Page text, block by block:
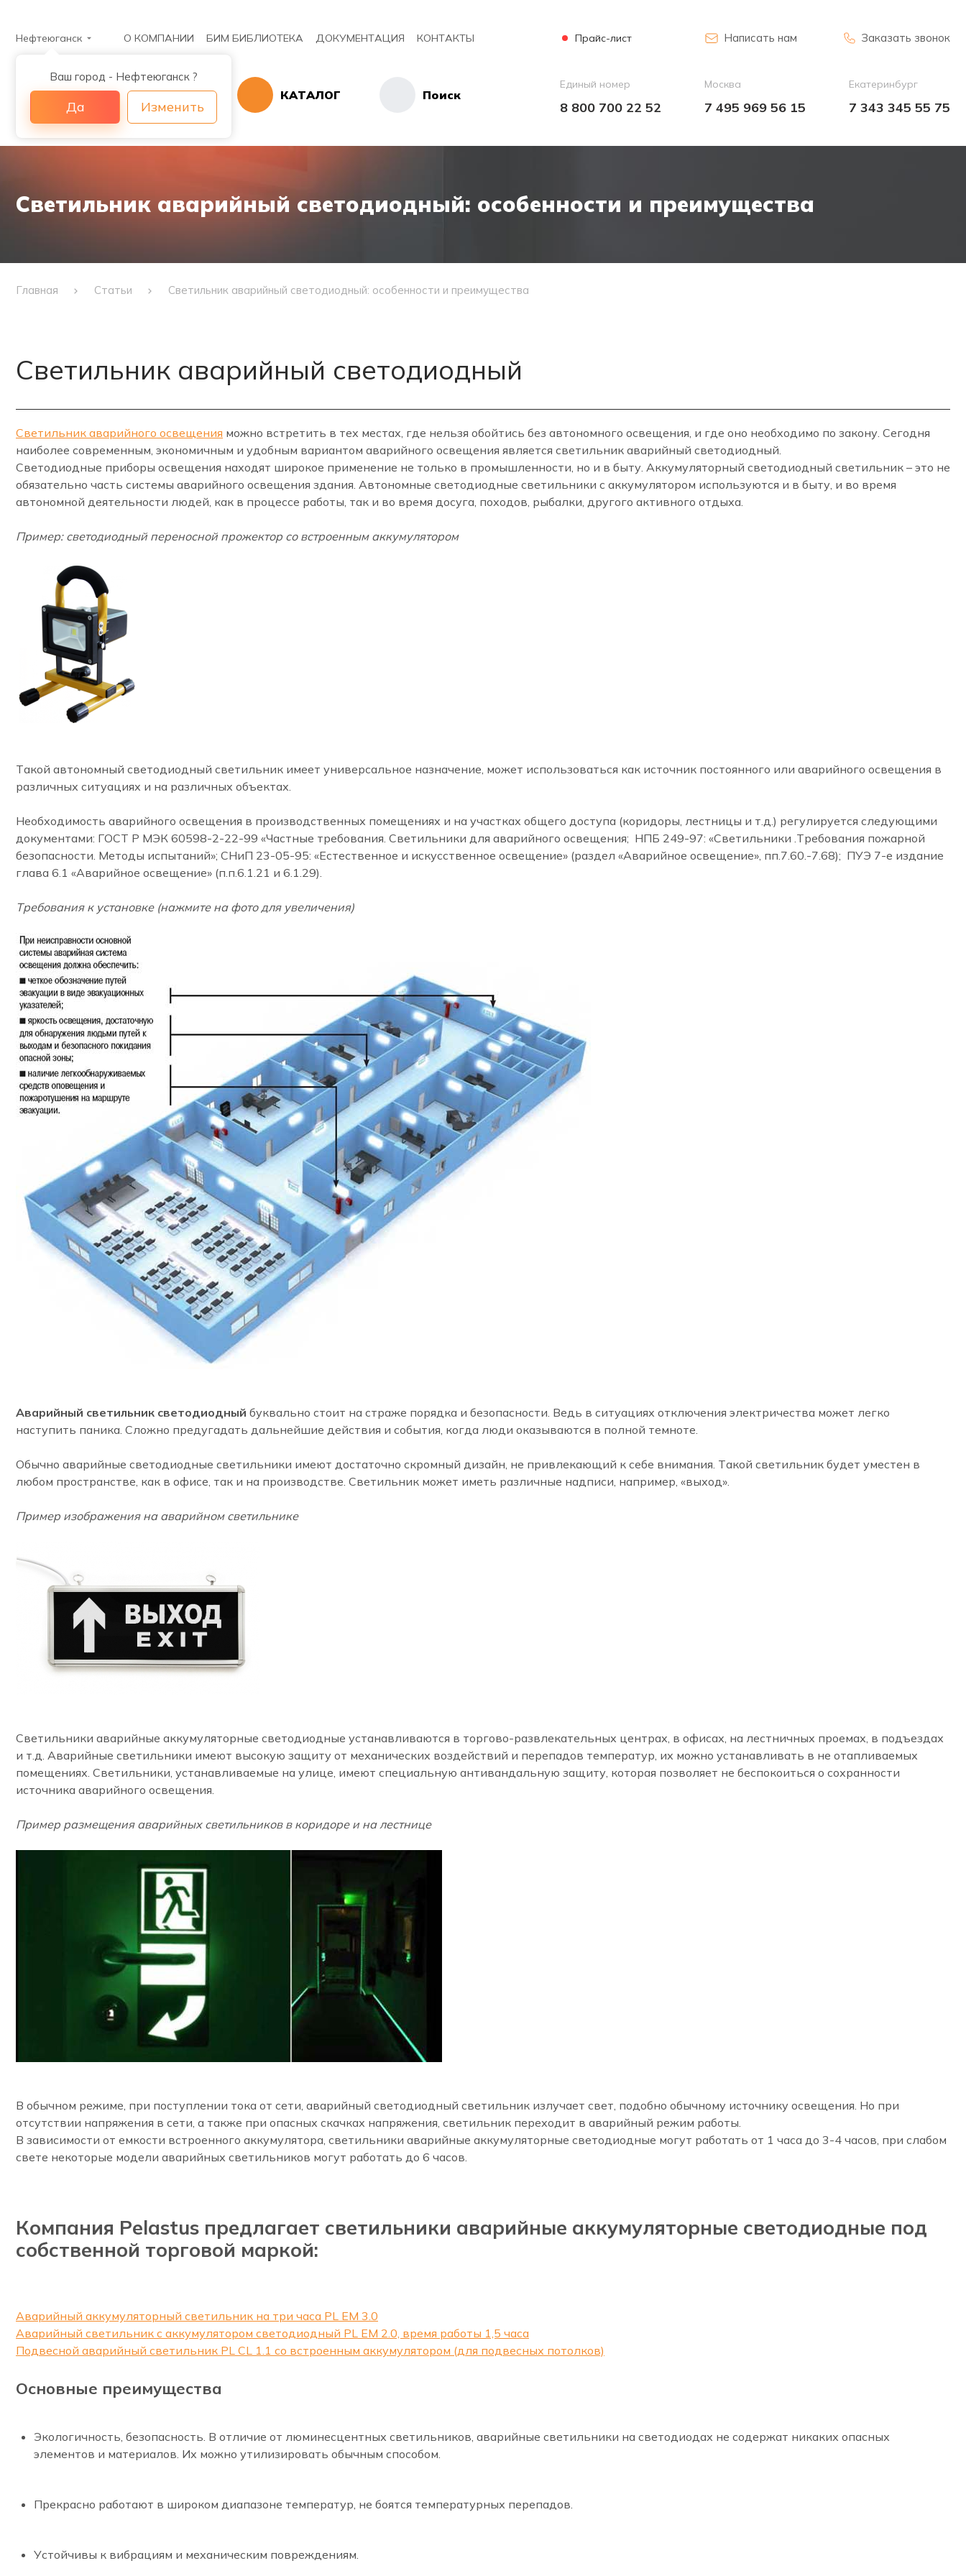
Нефтеюганск
Ваш город - Нефтеюганск ?
Да Изменить
О КОМПАНИИ БИМ БИБЛИОТЕКА ДОКУМЕНТАЦИЯ КОНТАКТЫ Прайс-лист Написать нам Заказать звонок
КАТАЛОГ Поиск
Единый номер
8 800 700 22 52
Москва
7 495 969 56 15
Екатеринбург
7 343 345 55 75
Светильник аварийный светодиодный: особенности и преимущества
Главная Статьи Светильник аварийный светодиодный: особенности и преимущества
Светильник аварийный светодиодный
Светильник аварийного освещения можно встретить в тех местах, где нельзя обойтись без автономного освещения, и где оно необходимо по закону. Сегодня
наиболее современным, экономичным и удобным вариантом аварийного освещения является светильник аварийный светодиодный.
Светодиодные приборы освещения находят широкое применение не только в промышленности, но и в быту. Аккумуляторный светодиодный светильник – это не
обязательно часть системы аварийного освещения здания. Автономные светодиодные светильники с аккумулятором используются и в быту, и во время
автономной деятельности людей, как в процессе работы, так и во время досуга, походов, рыбалки, другого активного отдыха.
Пример: светодиодный переносной прожектор со встроенным аккумулятором
Такой автономный светодиодный светильник имеет универсальное назначение, может использоваться как источник постоянного или аварийного освещения в
различных ситуациях и на различных объектах.
Необходимость аварийного освещения в производственных помещениях и на участках общего доступа (коридоры, лестницы и т.д.) регулируется следующими
документами: ГОСТ Р МЭК 60598-2-22-99 «Частные требования. Светильники для аварийного освещения; НПБ 249-97: «Светильники .Требования пожарной
безопасности. Методы испытаний»; СНиП 23-05-95: «Естественное и искусственное освещение» (раздел «Аварийное освещение», пп.7.60.-7.68); ПУЭ 7-е издание
глава 6.1 «Аварийное освещение» (п.п.6.1.21 и 6.1.29).
Требования к установке (нажмите на фото для увеличения)
Аварийный светильник светодиодный буквально стоит на страже порядка и безопасности. Ведь в ситуациях отключения электричества может легко
наступить паника. Сложно предугадать дальнейшие действия и события, когда люди оказываются в полной темноте.
Обычно аварийные светодиодные светильники имеют достаточно скромный дизайн, не привлекающий к себе внимания. Такой светильник будет уместен в
любом пространстве, как в офисе, так и на производстве. Светильник может иметь различные надписи, например, «выход».
Пример изображения на аварийном светильнике
Светильники аварийные аккумуляторные светодиодные устанавливаются в торгово-развлекательных центрах, в офисах, на лестничных проемах, в подъездах
и т.д. Аварийные светильники имеют высокую защиту от механических воздействий и перепадов температур, их можно устанавливать в не отапливаемых
помещениях. Светильники, устанавливаемые на улице, имеют специальную антивандальную защиту, которая позволяет не беспокоиться о сохранности
источника аварийного освещения.
Пример размещения аварийных светильников в коридоре и на лестнице
В обычном режиме, при поступлении тока от сети, аварийный светодиодный светильник излучает свет, подобно обычному источнику освещения. Но при
отсутствии напряжения в сети, а также при опасных скачках напряжения, светильник переходит в аварийный режим работы.
В зависимости от емкости встроенного аккумулятора, светильники аварийные аккумуляторные светодиодные могут работать от 1 часа до 3-4 часов, при слабом
свете некоторые модели аварийных светильников могут работать до 6 часов.
Компания Pelastus предлагает светильники аварийные аккумуляторные светодиодные под
собственной торговой маркой:
Аварийный аккумуляторный светильник на три часа PL EM 3.0
Аварийный светильник с аккумулятором светодиодный PL EM 2.0, время работы 1,5 часа
Подвесной аварийный светильник PL CL 1.1 со встроенным аккумулятором (для подвесных потолков)
Основные преимущества
Экологичность, безопасность. В отличие от люминесцентных светильников, аварийные светильники на светодиодах не содержат никаких опасных
элементов и материалов. Их можно утилизировать обычным способом.
Прекрасно работают в широком диапазоне температур, не боятся температурных перепадов.
Устойчивы к вибрациям и механическим повреждениям.